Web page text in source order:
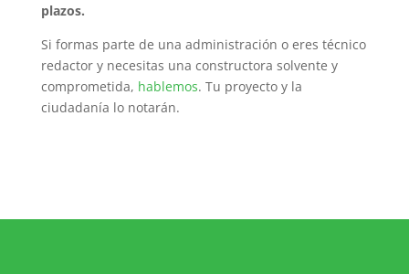
plazos.
Si formas parte de una administración o eres técnico
redactor y necesitas una constructora solvente y
comprometida, hablemos. Tu proyecto y la
ciudadanía lo notarán.